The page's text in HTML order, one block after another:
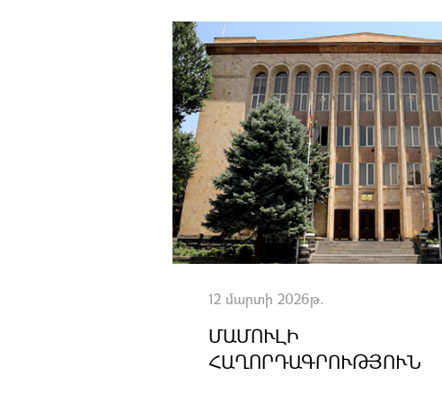
12 մարտի 2026թ.
ՄԱՄՈՒԼԻ
ՀԱՂՈՐԴԱԳՐՈՒԹՅՈՒՆ